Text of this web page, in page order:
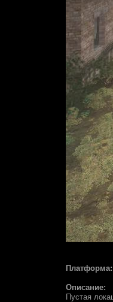
Платформа:
Описание:
Пустая